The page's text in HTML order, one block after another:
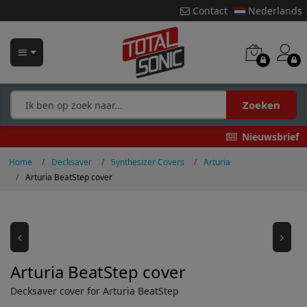
Contact Nederlands
Zoeken
Nieuwsbrief
Home Decksaver Synthesizer Covers
Arturia
Arturia BeatStep cover
Arturia BeatStep cover
Decksaver cover for Arturia BeatStep